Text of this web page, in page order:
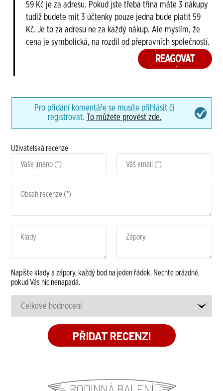
59 Kč je za adresu. Pokud jste třeba třina máte 3 nákupy
tudíž budete mit 3 účtenky pouze jedna bude platit 59
Kč. Je to za adresu ne za každý nákup. Ale myslím, že
cena je symbolická, na rozdíl od přepravních společností.
REAGOVAT
Pro přidání komentáře se musíte přihlásit či
registrovat. To můžete provést zde.
Uživatelská recenze
Napište klady a zápory, každý bod na jeden řádek. Nechte prázdné,
pokud Vás nic nenapadá.